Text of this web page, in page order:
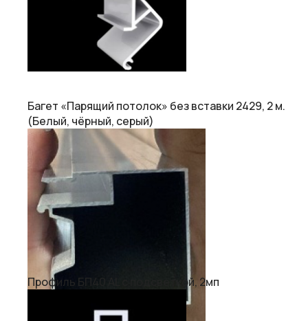
Багет «Парящий потолок» без вставки 2429, 2 м.
(Белый, чёрный, серый)
Профиль БП40 AL с подсветкой, 2мп